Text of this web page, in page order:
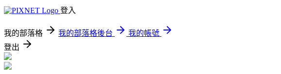
登入
我的部落格 我的部落格後台
我的帳號
登出